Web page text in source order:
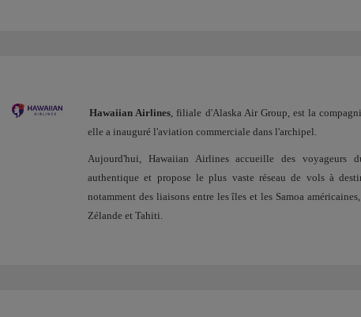
Hawaiian Airlines , filiale d'Alaska Air Group, est la
elle a inauguré l'aviation commerciale dans l'archipel.
Aujourd'hui, Hawaiian Airlines accueille des voyageurs
authentique et propose le plus vaste réseau de vols à
notamment des liaisons entre les îles et les Samoa
Zélande et Tahiti.